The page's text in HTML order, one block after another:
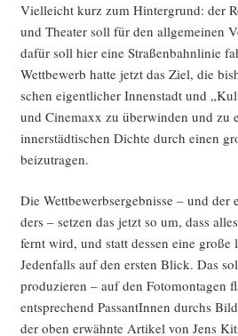
Viel­leicht kurz zum Hin­ter­grund: der
und Thea­ter soll für den all­ge­mei­nen
dafür soll hier eine Stra­ßen­bahn­li­nie
Wett­be­werb hat­te jetzt das Ziel, die
schen eigent­li­cher Innen­stadt und
und Cine­ma­xx zu über­win­den und zu
inner­städ­ti­schen Dich­te durch einen
beizutragen.
Die Wett­be­werbs­er­geb­nis­se – und der
ders – set­zen das jetzt so um, dass
fernt wird, und statt des­sen eine gro­ße
Jeden­falls auf den ers­ten Blick. Das
pro­du­zie­ren – auf den Foto­mon­ta­gen
entspre­chend Pas­san­tIn­nen durchs
der oben erwähn­te Arti­kel von Jens